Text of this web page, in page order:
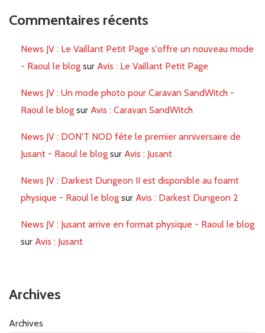
Commentaires récents
News JV : Le Vaillant Petit Page s'offre un nouveau mode
- Raoul le blog sur Avis : Le Vaillant Petit Page
News JV : Un mode photo pour Caravan SandWitch -
Raoul le blog sur Avis : Caravan SandWitch
News JV : DON'T NOD fête le premier anniversaire de
Jusant - Raoul le blog sur Avis : Jusant
News JV : Darkest Dungeon II est disponible au foamt
physique - Raoul le blog sur Avis : Darkest Dungeon 2
News JV : Jusant arrive en format physique - Raoul le blog
sur Avis : Jusant
Archives
Archives